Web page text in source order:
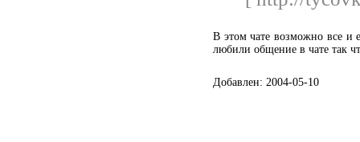
В этом чате возможно все и
любили общение в чате так
Добавлен: 2004-05-10